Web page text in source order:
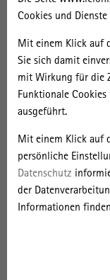
Cookies und
Mit einem Klick auf
Sie sich damit
mit Wirkung für die
Funktionale
ausgeführt.
Mit einem Klick auf
persönliche
Datenschutz
der
Informationen
Fußgängerzonen
Jahrzehnte mehr
Lande.
Fast täglich kommen
Sammlung von
des Wohn- und
Innengestalterin
Wissenschaft und
Öffentlichkeit zur
der Bestände der